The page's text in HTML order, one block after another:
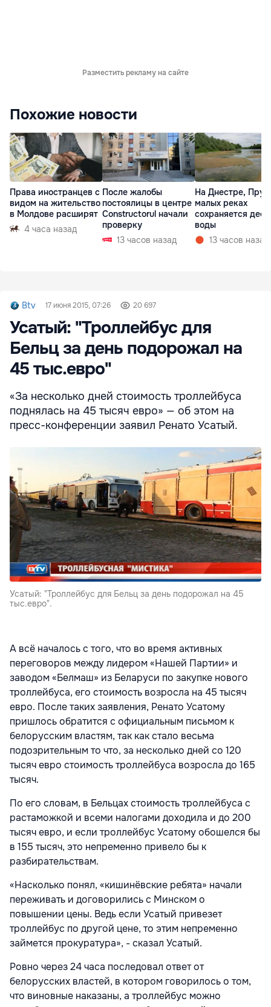
Разместить рекламу на сайте
Похожие новости
Права иностранцев с
видом на жительство
в Молдове расширят
4 часа назад
После жалобы
постоялицы в центре
Constructorul начали
проверку
13 часов назад
На Днестре,
малых реках
сохраняется
воды
13 часов назад
Btv 17 июня 2015, 07:26 20 697
Усатый: "Троллейбус для
Бельц за день подорожал на
45 тыс.евро"
«За несколько дней стоимость троллейбуса
поднялась на 45 тысяч евро» — об этом на
пресс-конференции заявил Ренато Усатый.
Усатый: "Троллейбус для Бельц за день подорожал на 45
тыс.евро".
А всё началось с того, что во время активных
переговоров между лидером «Нашей Партии» и
заводом «Белмаш» из Беларуси по закупке нового
троллейбуса, его стоимость возросла на 45 тысяч
евро. После таких заявления, Ренато Усатому
пришлось обратится с официальным письмом к
белорусским властям, так как стало весьма
подозрительным то что, за несколько дней со 120
тысяч евро стоимость троллейбуса возросла до 165
тысяч.
По его словам, в Бельцах стоимость троллейбуса с
растаможкой и всеми налогами доходила и до 200
тысяч евро, и если троллейбус Усатому обошелся бы
в 155 тысяч, это непременно привело бы к
разбирательствам.
«Насколько понял, «кишинёвские ребята» начали
переживать и договорились с Минском о
повышении цены. Ведь если Усатый привезет
троллейбус по другой цене, то этим непременно
займется прокуратура», - сказал Усатый.
Ровно через 24 часа последовал ответ от
белорусских властей, в котором говорилось о том,
что виновные наказаны, а троллейбус можно